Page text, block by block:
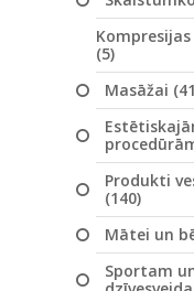
(5)
Masāžai
Produkti
(140)
Mātei un
Sportam